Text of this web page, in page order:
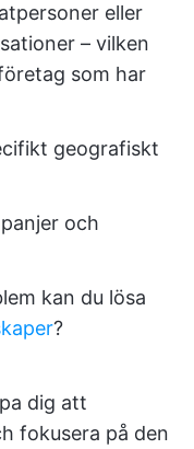
eller
– vilken
som har
geografiskt
och
kan du lösa
?
dig att
fokusera på den